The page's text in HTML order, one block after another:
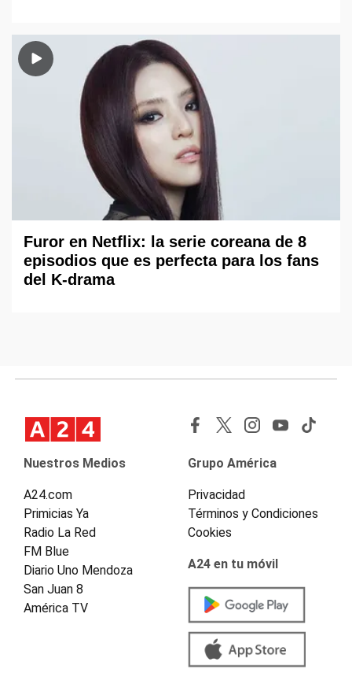
Furor en Netflix: la serie coreana de 8
episodios que es perfecta para los fans
del K-drama
Nuestros Medios
A24.com
Primicias Ya
Radio La Red
FM Blue
Diario Uno Mendoza
San Juan 8
América TV
Grupo América
Privacidad
Términos y Condiciones
Cookies
A24 en tu móvil